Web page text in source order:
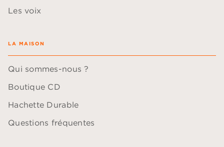
Les voix
LA MAISON
Qui sommes-nous ?
Boutique CD
Hachette Durable
Questions fréquentes